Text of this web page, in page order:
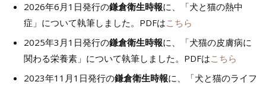
2026年6月1日発行の鎌倉衛生時報に、「犬と猫の熱中
症」について執筆しました。PDFはこちら
2025年3月1日発行の鎌倉衛生時報に、「犬猫の皮膚病に
関わる栄養素」について執筆しました。PDFはこちら
2023年11月1日発行の鎌倉衛生時報に、「犬と猫のライフ